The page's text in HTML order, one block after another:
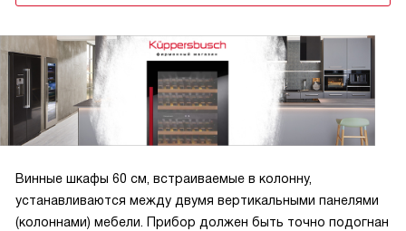
Винные шкафы 60 см, встраиваемые в колонну,
устанавливаются между двумя вертикальными панелями
(колоннами) мебели. Прибор должен быть точно подогнан